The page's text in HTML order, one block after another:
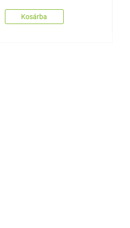
Kosárba